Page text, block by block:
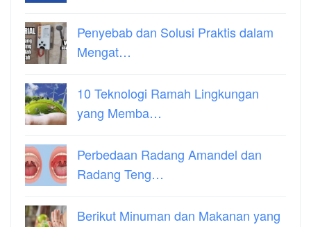
Penyebab dan Solusi Praktis dalam
Mengat…
10 Teknologi Ramah Lingkungan
yang Memba…
Perbedaan Radang Amandel dan
Radang Teng…
Berikut Minuman dan Makanan yang